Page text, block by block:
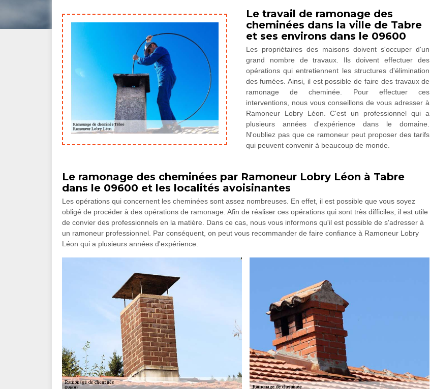
Le travail de ramonage des
cheminées dans la ville de Tabre
et ses environs dans le 09600
Les propriétaires des maisons doivent s'occuper d'un
grand nombre de travaux. Ils doivent effectuer des
opérations qui entretiennent les structures d'élimination
des fumées. Ainsi, il est possible de faire des travaux de
ramonage de cheminée. Pour effectuer ces
interventions, nous vous conseillons de vous adresser à
Ramoneur Lobry Léon. C'est un professionnel qui a
plusieurs années d'expérience dans le domaine.
N'oubliez pas que ce ramoneur peut proposer des tarifs
qui peuvent convenir à beaucoup de monde.
Le ramonage des cheminées par Ramoneur Lobry Léon à Tabre
dans le 09600 et les localités avoisinantes
Les opérations qui concernent les cheminées sont assez nombreuses. En effet, il est possible que vous soyez
obligé de procéder à des opérations de ramonage. Afin de réaliser ces opérations qui sont très difficiles, il est utile
de convier des professionnels en la matière. Dans ce cas, nous vous informons qu'il est possible de s'adresser à
un ramoneur professionnel. Par conséquent, on peut vous recommander de faire confiance à Ramoneur Lobry
Léon qui a plusieurs années d'expérience.